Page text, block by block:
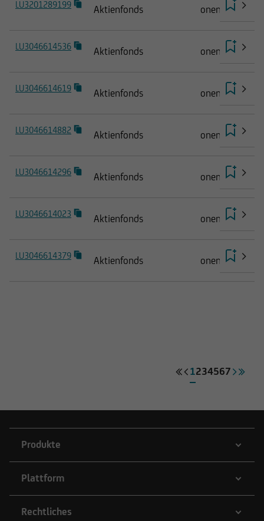
LU3201289199 Aktienfonds onemarkets
LU3046614536 Aktienfonds onemarkets
LU3046614619 Aktienfonds onemarkets
LU3046614882 Aktienfonds onemarkets
LU3046614296 Aktienfonds onemarkets
LU3046614023 Aktienfonds onemarkets
LU3046614379 Aktienfonds onemarkets
1234567
Produkte
Plattform
Rechtliches
Wer auf diese Webseiten von einer
sich über besagte Beschränkungen informieren
Die auf dieser Webseite genannten Wertpapiere
aktuellen Fassung registriert, und können daher
nicht unter die Registrierungspflicht des U.S.
Somit können die in den nachfolgenden
Personen in den Vereinigten Staaten übertragen